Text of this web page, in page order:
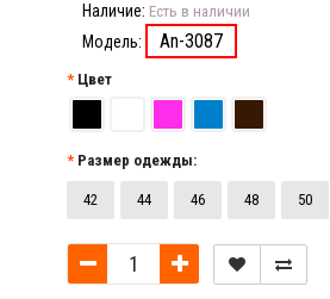
Наличие: Есть в наличии
Модель: An-3087
Цвет
Размер одежды:
42 44 46 48 50